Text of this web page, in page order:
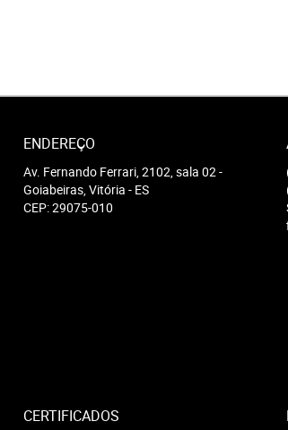
ENDEREÇO
Av. Fernando Ferrari, 2102, sala 02-
Goiabeiras, Vitória - ES
CEP: 29075-010
CERTIFICADOS